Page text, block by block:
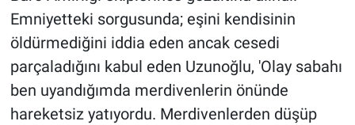
Emniyetteki sorgusunda; eşini kendisinin
öldürmediğini iddia eden ancak cesedi
parçaladığını kabul eden Uzunoğlu, 'Olay sabahı
ben uyandığımda merdivenlerin önünde
hareketsiz yatıyordu. Merdivenlerden düşüp